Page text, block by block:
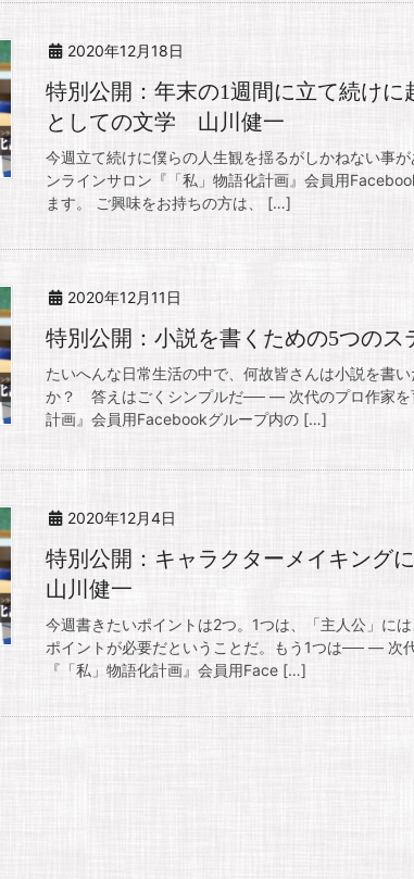
2020年12月18日
特別公開：年末の1週間に立て続け
としての文学 山川健一
今週立て続けに僕らの人生観を揺るがしかねない事
ンラインサロン『「私」物語化計画』会員用
ます。 ご興味をお持ちの方は、 […]
2020年12月11日
特別公開：小説を書くための5つの
たいへんな日常生活の中で、何故皆さんは小説を書
か？ 答えはごくシンプルだ── — 次代のプロ作家を
計画』会員用Facebookグループ内の […]
2020年12月4日
特別公開：キャラクターメイキング
山川健一
今週書きたいポイントは2つ。1つは、「主人公」に
ポイントが必要だということだ。もう1つは── — 次
『「私」物語化計画』会員用Face […]